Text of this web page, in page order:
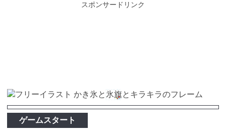
スポンサードリンク
ゲームスタート